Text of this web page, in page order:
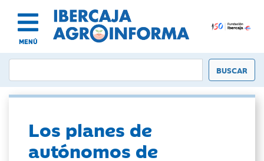
MENÚ
Los planes de
autónomos de